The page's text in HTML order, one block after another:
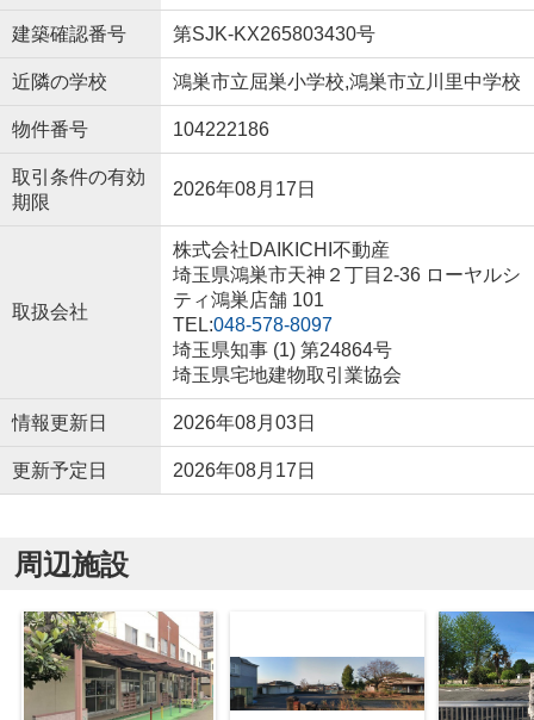
建築確認番号 第SJK-KX265803430号
近隣の学校 鴻巣市立屈巣小学校,鴻巣市立川里中学校
物件番号 104222186
取引条件の有効
期限
2026年08月17日
取扱会社
株式会社DAIKICHI不動産
埼玉県鴻巣市天神２丁目2-36 ローヤルシ
ティ鴻巣店舗 101
TEL:048-578-8097
埼玉県知事 (1) 第24864号
埼玉県宅地建物取引業協会
情報更新日 2026年08月03日
更新予定日 2026年08月17日
周辺施設